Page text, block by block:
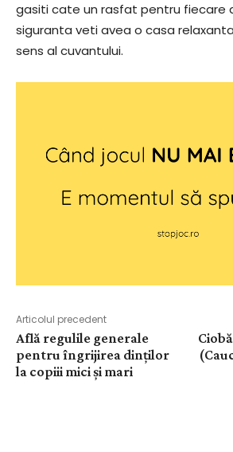
gasiti cate un rasfat pentru fiecare
siguranta veti avea o casa
sens al cuvantului.
Articolul precedent
Află regulile generale
pentru îngrijirea dinților
la copiii mici și mari